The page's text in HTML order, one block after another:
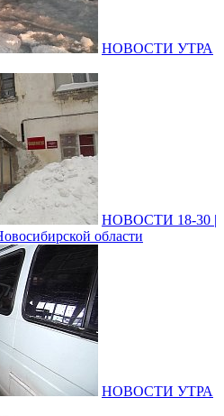
НОВОСТИ УТРА
НОВОСТИ 18-30 |
области
НОВОСТИ УТРА